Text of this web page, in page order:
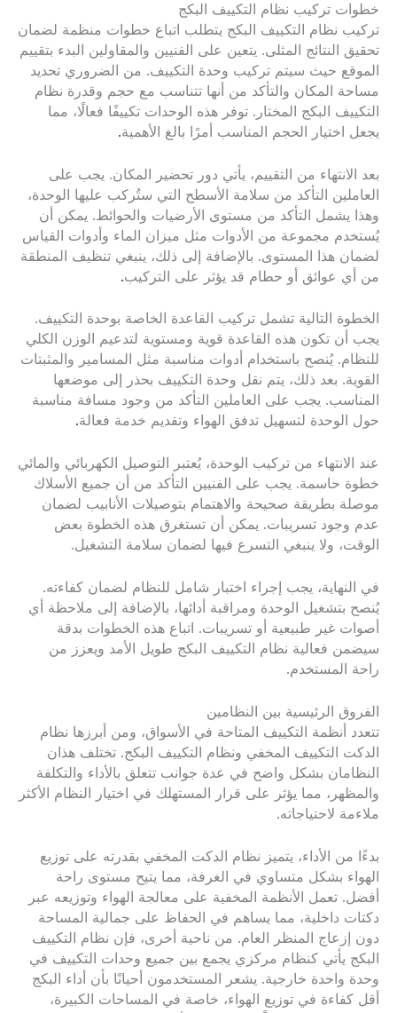
خطوات تركيب نظام التكييف البكج
تركيب نظام التكييف البكج يتطلب اتباع خطوات منظمة لضمان
تحقيق النتائج المثلى. يتعين على الفنيين والمقاولين البدء بتقييم
الموقع حيث سيتم تركيب وحدة التكييف. من الضروري تحديد
مساحة المكان والتأكد من أنها تتناسب مع حجم وقدرة نظام
التكييف البكج المختار. توفر هذه الوحدات تكييفًا فعالًا، مما
يجعل اختيار الحجم المناسب أمرًا بالغ الأهمية.
بعد الانتهاء من التقييم، يأتي دور تحضير المكان. يجب على
العاملين التأكد من سلامة الأسطح التي ستُركب عليها الوحدة،
وهذا يشمل التأكد من مستوى الأرضيات والحوائط. يمكن أن
يُستخدم مجموعة من الأدوات مثل ميزان الماء وأدوات القياس
لضمان هذا المستوى. بالإضافة إلى ذلك، ينبغي تنظيف المنطقة
من أي عوائق أو حطام قد يؤثر على التركيب.
الخطوة التالية تشمل تركيب القاعدة الخاصة بوحدة التكييف.
يجب أن تكون هذه القاعدة قوية ومستوية لتدعيم الوزن الكلي
للنظام. يُنصح باستخدام أدوات مناسبة مثل المسامير والمثبتات
القوية. بعد ذلك، يتم نقل وحدة التكييف بحذر إلى موضعها
المناسب. يجب على العاملين التأكد من وجود مسافة مناسبة
حول الوحدة لتسهيل تدفق الهواء وتقديم خدمة فعالة.
عند الانتهاء من تركيب الوحدة، يُعتبر التوصيل الكهربائي والمائي
خطوة حاسمة. يجب على الفنيين التأكد من أن جميع الأسلاك
موصلة بطريقة صحيحة والاهتمام بتوصيلات الأنابيب لضمان
عدم وجود تسريبات. يمكن أن تستغرق هذه الخطوة بعض
الوقت، ولا ينبغي التسرع فيها لضمان سلامة التشغيل.
في النهاية، يجب إجراء اختبار شامل للنظام لضمان كفاءته.
يُنصح بتشغيل الوحدة ومراقبة أدائها، بالإضافة إلى ملاحظة أي
أصوات غير طبيعية أو تسريبات. اتباع هذه الخطوات بدقة
سيضمن فعالية نظام التكييف البكج طويل الأمد ويعزز من
راحة المستخدم.
الفروق الرئيسية بين النظامين
تتعدد أنظمة التكييف المتاحة في الأسواق، ومن أبرزها نظام
الدكت التكييف المخفي ونظام التكييف البكج. تختلف هذان
النظامان بشكل واضح في عدة جوانب تتعلق بالأداء والتكلفة
والمظهر، مما يؤثر على قرار المستهلك في اختيار النظام الأكثر
ملاءمة لاحتياجاته.
بدءًا من الأداء، يتميز نظام الدكت المخفي بقدرته على توزيع
الهواء بشكل متساوي في الغرفة، مما يتيح مستوى راحة
أفضل. تعمل الأنظمة المخفية على معالجة الهواء وتوزيعه عبر
دكتات داخلية، مما يساهم في الحفاظ على جمالية المساحة
دون إزعاج المنظر العام. من ناحية أخرى، فإن نظام التكييف
البكج يأتي كنظام مركزي يجمع بين جميع وحدات التكييف في
وحدة واحدة خارجية. يشعر المستخدمون أحيانًا بأن أداء البكج
أقل كفاءة في توزيع الهواء، خاصة في المساحات الكبيرة،